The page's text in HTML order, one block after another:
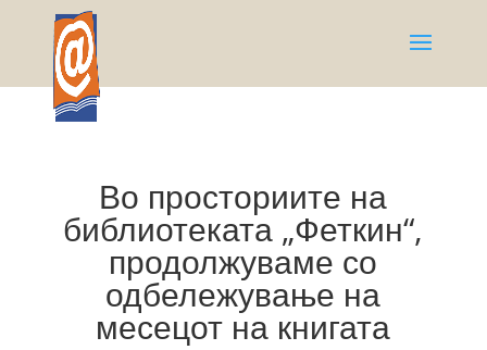
Во просториите на
библиотеката „Феткин“,
продолжуваме со
одбележување на
месецот на книгата